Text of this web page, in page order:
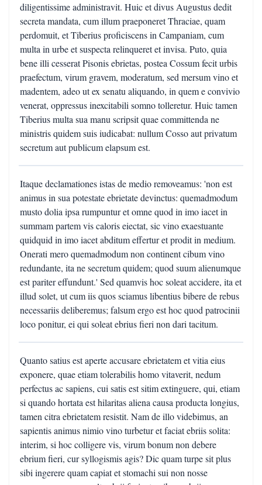
diligentissime administravit. Huic et divus Augustus dedit
secreta mandata, cum illum praeponeret Thraciae, quam
perdomuit, et Tiberius proficiscens in Campaniam, cum
multa in urbe et suspecta relinqueret et invisa. Puto, quia
bene illi cesserat Pisonis ebrietas, postea Cossum fecit urbis
praefectum, virum gravem, moderatum, sed mersum vino et
madentem, adeo ut ex senatu aliquando, in quem e convivio
venerat, oppressus inexcitabili somno tolleretur. Huic tamen
Tiberius multa sua manu scripsit quae committenda ne
ministris quidem suis iudicabat: nullum Cosso aut privatum
secretum aut publicum elapsum est.
Itaque declamationes istas de medio removeamus: 'non est
animus in sua potestate ebrietate devinctus: quemadmodum
musto dolia ipsa rumpuntur et omne quod in imo iacet in
summam partem vis caloris eiectat, sic vino exaestuante
quidquid in imo iacet abditum effertur et prodit in medium.
Onerati mero quemadmodum non continent cibum vino
redundante, ita ne secretum quidem; quod suum alienumque
est pariter effundunt.' Sed quamvis hoc soleat accidere, ita et
illud solet, ut cum iis quos sciamus libentius bibere de rebus
necessariis deliberemus; falsum ergo est hoc quod patrocinii
loco ponitur, ei qui soleat ebrius fieri non dari tacitum.
Quanto satius est aperte accusare ebrietatem et vitia eius
exponere, quae etiam tolerabilis homo vitaverit, nedum
perfectus ac sapiens, cui satis est sitim extinguere, qui, etiam
si quando hortata est hilaritas aliena causa producta longius,
tamen citra ebrietatem resistit. Nam de illo videbimus, an
sapientis animus nimio vino turbetur et faciat ebriis solita:
interim, si hoc colligere vis, virum bonum non debere
ebrium fieri, cur syllogismis agis? Dic quam turpe sit plus
sibi ingerere quam capiat et stomachi sui non nosse